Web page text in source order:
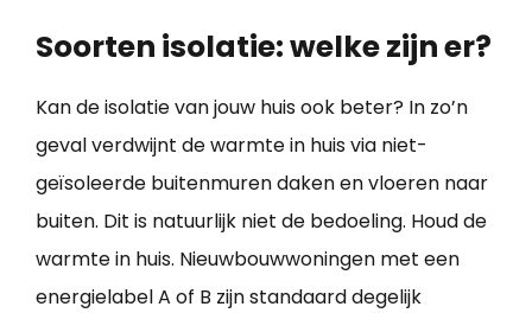
Soorten isolatie: welke zijn er?
Kan de isolatie van jouw huis ook beter? In zo’n
geval verdwijnt de warmte in huis via niet-
geïsoleerde buitenmuren daken en vloeren naar
buiten. Dit is natuurlijk niet de bedoeling. Houd de
warmte in huis. Nieuwbouwwoningen met een
energielabel A of B zijn standaard degelijk